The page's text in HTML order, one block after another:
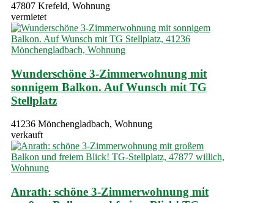
47807 Krefeld, Wohnung
vermietet
Wunderschöne 3-Zimmerwohnung mit
sonnigem Balkon. Auf Wunsch mit TG
Stellplatz
41236 Mönchengladbach, Wohnung
verkauft
Anrath: schöne 3-Zimmerwohnung mit